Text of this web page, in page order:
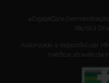
4DigitalCare
Técnica
Autorizado a disponibilizar
médica, através da